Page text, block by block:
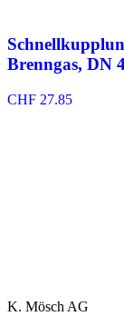
Brenngas, DN
CHF 27.85
K. Mösch AG